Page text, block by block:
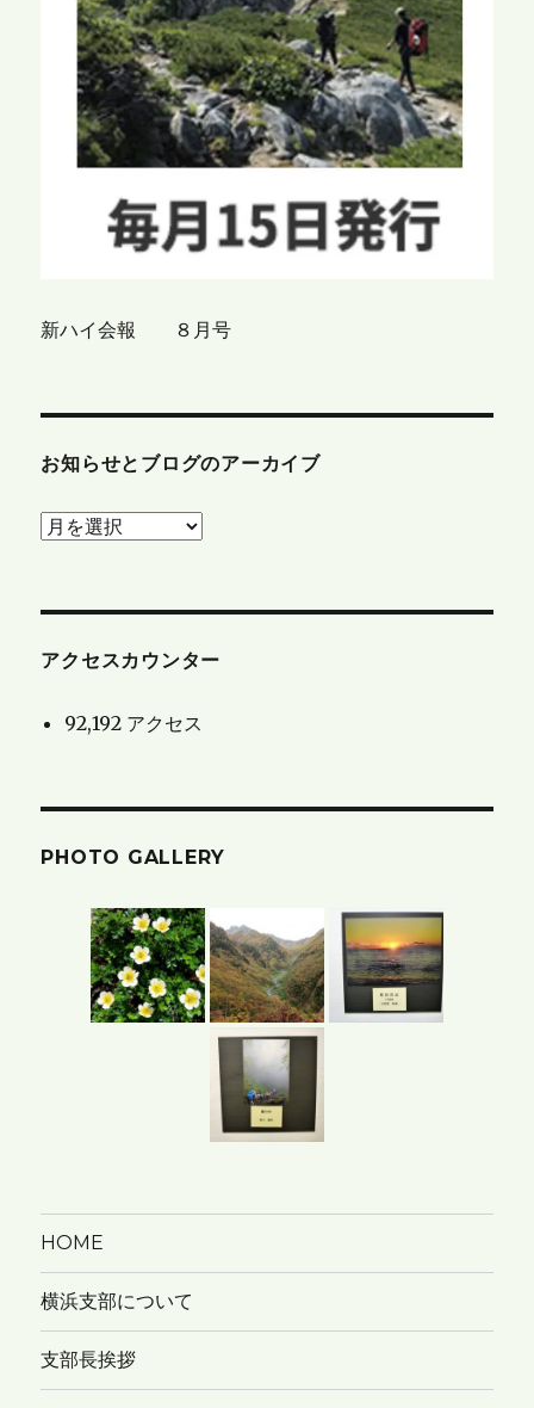
新ハイ会報 ８月号
お知らせとブログのアーカイブ
お
と
ロ
ー
アクセスカウンター
92,192 アクセス
PHOTO GALLERY
HOME
横浜支部について
支部長挨拶